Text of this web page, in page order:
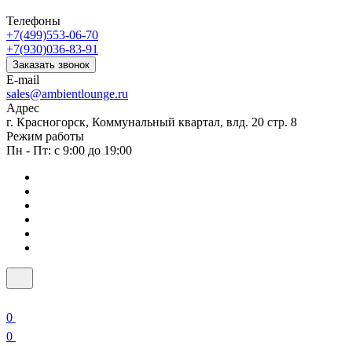
Телефоны
+7(499)553-06-70
+7(930)036-83-91
Заказать звонок
E-mail
sales@ambientlounge.ru
Адрес
г. Красногорск, Коммунальный квартал, влд. 20 стр. 8
Режим работы
Пн - Пт: с 9:00 до 19:00
0
0